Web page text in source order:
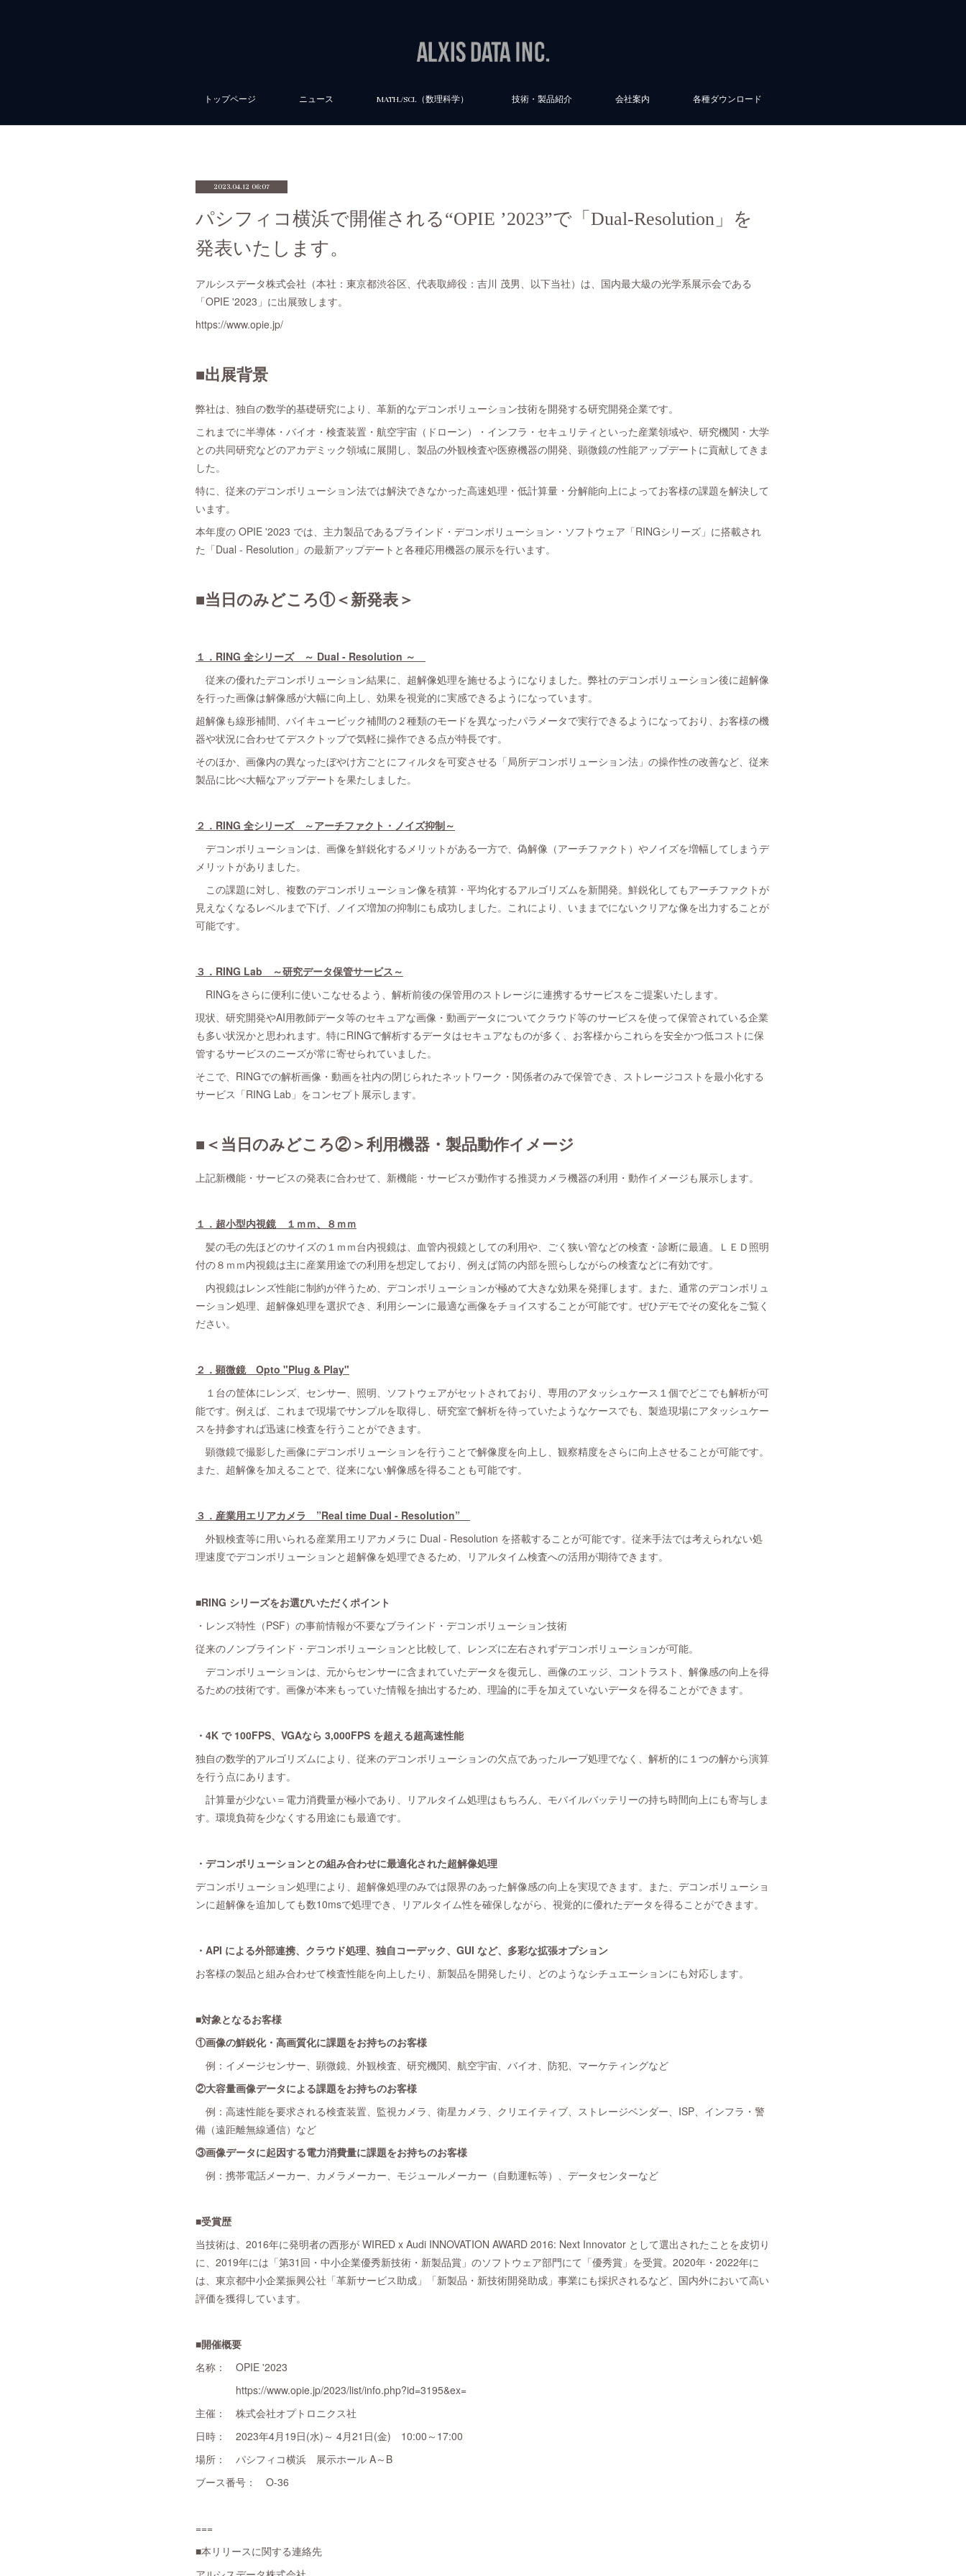
トップページ ニュース MATH./SCI.（数理科学） 技術・製品紹介 会社案内 各種ダウンロード
2023.04.12 06:07
パシフィコ横浜で開催される“OPIE ’2023”で「Dual-Resolution」を
発表いたします。
アルシスデータ株式会社（本社：東京都渋谷区、代表取締役：吉川 茂男、以下当社）は、国内最大級の光学系展示会である
「OPIE '2023」に出展致します。
https://www.opie.jp/
■出展背景
弊社は、独自の数学的基礎研究により、革新的なデコンボリューション技術を開発する研究開発企業です。
これまでに半導体・バイオ・検査装置・航空宇宙（ドローン）・インフラ・セキュリティといった産業領域や、研究機関・大学
との共同研究などのアカデミック領域に展開し、製品の外観検査や医療機器の開発、顕微鏡の性能アップデートに貢献してきま
した。
特に、従来のデコンボリューション法では解決できなかった高速処理・低計算量・分解能向上によってお客様の課題を解決して
います。
本年度の OPIE '2023 では、主力製品であるブラインド・デコンボリューション・ソフトウェア「RINGシリーズ」に搭載され
た「Dual - Resolution」の最新アップデートと各種応用機器の展示を行います。
■当日のみどころ①＜新発表＞
１．RING 全シリーズ ～ Dual - Resolution ～
従来の優れたデコンボリューション結果に、超解像処理を施せるようになりました。弊社のデコンボリューション後に超解像
を行った画像は解像感が大幅に向上し、効果を視覚的に実感できるようになっています。
超解像も線形補間、バイキュービック補間の２種類のモードを異なったパラメータで実行できるようになっており、お客様の機
器や状況に合わせてデスクトップで気軽に操作できる点が特長です。
そのほか、画像内の異なったぼやけ方ごとにフィルタを可変させる「局所デコンボリューション法」の操作性の改善など、従来
製品に比べ大幅なアップデートを果たしました。
２．RING 全シリーズ ～アーチファクト・ノイズ抑制～
デコンボリューションは、画像を鮮鋭化するメリットがある一方で、偽解像（アーチファクト）やノイズを増幅してしまうデ
メリットがありました。
この課題に対し、複数のデコンボリューション像を積算・平均化するアルゴリズムを新開発。鮮鋭化してもアーチファクトが
見えなくなるレベルまで下げ、ノイズ増加の抑制にも成功しました。これにより、いままでにないクリアな像を出力することが
可能です。
３．RING Lab ～研究データ保管サービス～
RINGをさらに便利に使いこなせるよう、解析前後の保管用のストレージに連携するサービスをご提案いたします。
現状、研究開発やAI用教師データ等のセキュアな画像・動画データについてクラウド等のサービスを使って保管されている企業
も多い状況かと思われます。特にRINGで解析するデータはセキュアなものが多く、お客様からこれらを安全かつ低コストに保
管するサービスのニーズが常に寄せられていました。
そこで、RINGでの解析画像・動画を社内の閉じられたネットワーク・関係者のみで保管でき、ストレージコストを最小化する
サービス「RING Lab」をコンセプト展示します。
■＜当日のみどころ②＞利用機器・製品動作イメージ
上記新機能・サービスの発表に合わせて、新機能・サービスが動作する推奨カメラ機器の利用・動作イメージも展示します。
１．超小型内視鏡 １ｍｍ、８ｍｍ
髪の毛の先ほどのサイズの１ｍｍ台内視鏡は、血管内視鏡としての利用や、ごく狭い管などの検査・診断に最適。ＬＥＤ照明
付の８ｍｍ内視鏡は主に産業用途での利用を想定しており、例えば筒の内部を照らしながらの検査などに有効です。
内視鏡はレンズ性能に制約が伴うため、デコンボリューションが極めて大きな効果を発揮します。また、通常のデコンボリュ
ーション処理、超解像処理を選択でき、利用シーンに最適な画像をチョイスすることが可能です。ぜひデモでその変化をご覧く
ださい。
２．顕微鏡 Opto "Plug & Play"
１台の筐体にレンズ、センサー、照明、ソフトウェアがセットされており、専用のアタッシュケース１個でどこでも解析が可
能です。例えば、これまで現場でサンプルを取得し、研究室で解析を待っていたようなケースでも、製造現場にアタッシュケー
スを持参すれば迅速に検査を行うことができます。
顕微鏡で撮影した画像にデコンボリューションを行うことで解像度を向上し、観察精度をさらに向上させることが可能です。
また、超解像を加えることで、従来にない解像感を得ることも可能です。
３．産業用エリアカメラ ”Real time Dual - Resolution”
外観検査等に用いられる産業用エリアカメラに Dual - Resolution を搭載することが可能です。従来手法では考えられない処
理速度でデコンボリューションと超解像を処理できるため、リアルタイム検査への活用が期待できます。
■RING シリーズをお選びいただくポイント
・レンズ特性（PSF）の事前情報が不要なブラインド・デコンボリューション技術
従来のノンブラインド・デコンボリューションと比較して、レンズに左右されずデコンボリューションが可能。
デコンボリューションは、元からセンサーに含まれていたデータを復元し、画像のエッジ、コントラスト、解像感の向上を得
るための技術です。画像が本来もっていた情報を抽出するため、理論的に手を加えていないデータを得ることができます。
・4K で 100FPS、VGAなら 3,000FPS を超える超高速性能
独自の数学的アルゴリズムにより、従来のデコンボリューションの欠点であったループ処理でなく、解析的に１つの解から演算
を行う点にあります。
計算量が少ない＝電力消費量が極小であり、リアルタイム処理はもちろん、モバイルバッテリーの持ち時間向上にも寄与しま
す。環境負荷を少なくする用途にも最適です。
・デコンボリューションとの組み合わせに最適化された超解像処理
デコンボリューション処理により、超解像処理のみでは限界のあった解像感の向上を実現できます。また、デコンボリューショ
ンに超解像を追加しても数10msで処理でき、リアルタイム性を確保しながら、視覚的に優れたデータを得ることができます。
・API による外部連携、クラウド処理、独自コーデック、GUI など、多彩な拡張オプション
お客様の製品と組み合わせて検査性能を向上したり、新製品を開発したり、どのようなシチュエーションにも対応します。
■対象となるお客様
①画像の鮮鋭化・高画質化に課題をお持ちのお客様
例：イメージセンサー、顕微鏡、外観検査、研究機関、航空宇宙、バイオ、防犯、マーケティングなど
②大容量画像データによる課題をお持ちのお客様
例：高速性能を要求される検査装置、監視カメラ、衛星カメラ、クリエイティブ、ストレージベンダー、ISP、インフラ・警
備（遠距離無線通信）など
③画像データに起因する電力消費量に課題をお持ちのお客様
例：携帯電話メーカー、カメラメーカー、モジュールメーカー（自動運転等）、データセンターなど
■受賞歴
当技術は、2016年に発明者の西形が WIRED x Audi INNOVATION AWARD 2016: Next Innovator として選出されたことを皮切り
に、2019年には「第31回・中小企業優秀新技術・新製品賞」のソフトウェア部門にて「優秀賞」を受賞。2020年・2022年に
は、東京都中小企業振興公社「革新サービス助成」「新製品・新技術開発助成」事業にも採択されるなど、国内外において高い
評価を獲得しています。
■開催概要
名称： OPIE '2023
https://www.opie.jp/2023/list/info.php?id=3195&ex=
主催： 株式会社オプトロニクス社
日時： 2023年4月19日(水)～ 4月21日(金) 10:00～17:00
場所： パシフィコ横浜 展示ホール A～B
ブース番号： O-36
===
■本リリースに関する連絡先